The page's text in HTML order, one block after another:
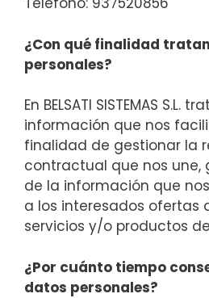
¿Con qué finalidad
personales?
En BELSATI SISTEMAS S.L.
información que nos
finalidad de gestionar la
contractual que nos une,
de la información que
a los interesados ofertas
servicios y/o productos
¿Por cuánto tiempo
datos personales?